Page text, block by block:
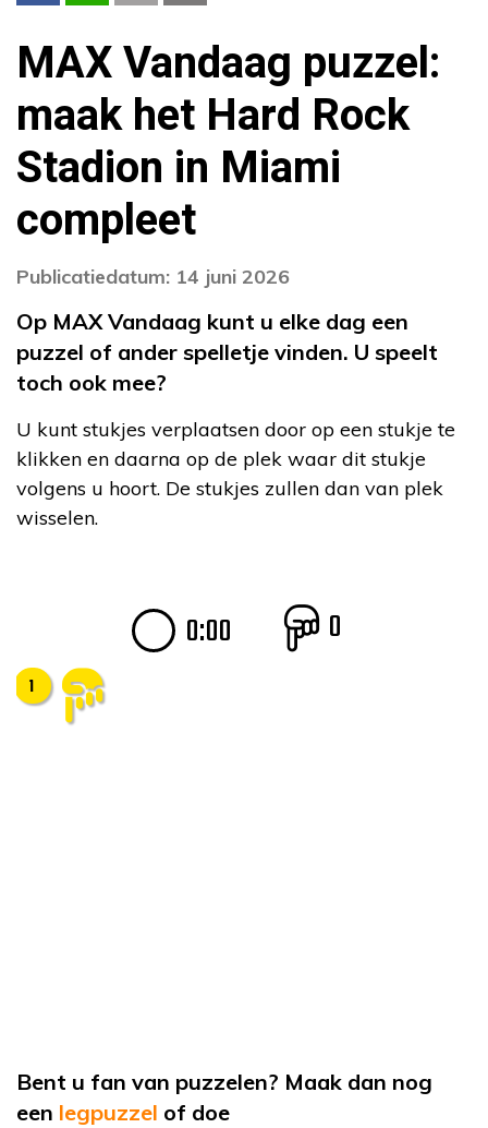
MAX Vandaag puzzel:
maak het Hard Rock
Stadion in Miami
compleet
Publicatiedatum: 14 juni 2026
Op MAX Vandaag kunt u elke dag een
puzzel of ander spelletje vinden. U speelt
toch ook mee?
U kunt stukjes verplaatsen door op een stukje te
klikken en daarna op de plek waar dit stukje
volgens u hoort. De stukjes zullen dan van plek
wisselen.
Bent u fan van puzzelen? Maak dan nog
een legpuzzel of doe